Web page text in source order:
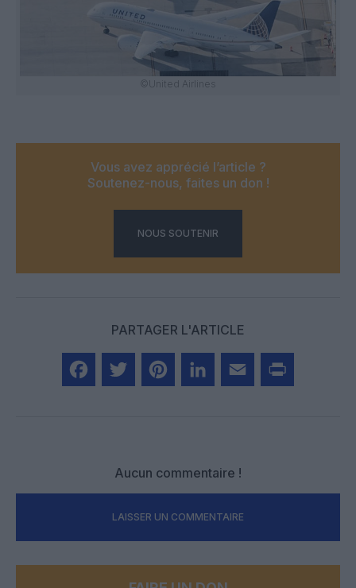
©United Airlines
Vous avez apprécié l’article ?
Soutenez-nous, faites un don !
NOUS SOUTENIR
PARTAGER L'ARTICLE
Aucun commentaire !
LAISSER UN COMMENTAIRE